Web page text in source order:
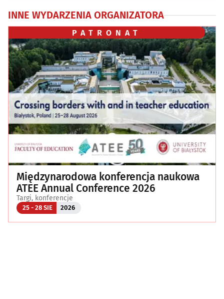
INNE WYDARZENIA ORGANIZATORA
PATRONAT
Międzynarodowa konferencja naukowa
ATEE Annual Conference 2026
Targi, konferencje
25 - 28 SIE 2026